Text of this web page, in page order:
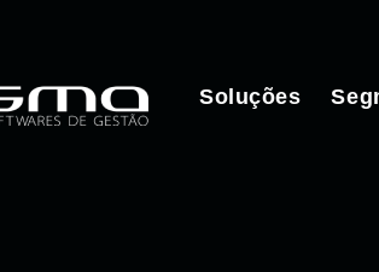
Soluções